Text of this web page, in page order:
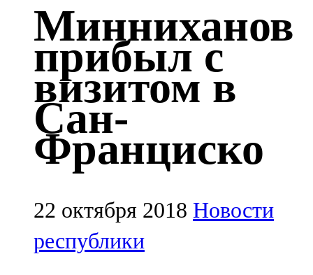
Кадыбаш
105,2 FM
Казан
91,5 FM
Кайбыч
106,1 FM
Кама тамагы
71,51 FM
Кукмара
Минниханов
прибыл с
визитом в
Сан-
Франциско
22 октября 2018 Новости
республики